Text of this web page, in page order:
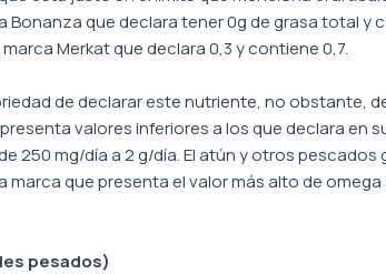
que declara tener 0g de grasa total
Merkat que declara 0,3 y contiene 0,7.
de declarar este nutriente, no obstante,
valores inferiores a los que declara en
250 mg/día a 2 g/día. El atún y otros
marca que presenta el valor más alto de
pesados)